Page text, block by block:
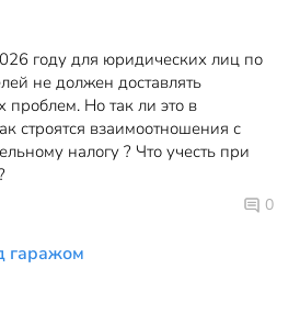
году для юридических лиц по
не должен доставлять
проблем. Но так ли это в
строятся взаимоотношения с
налогу ? Что учесть при
0
гаражом